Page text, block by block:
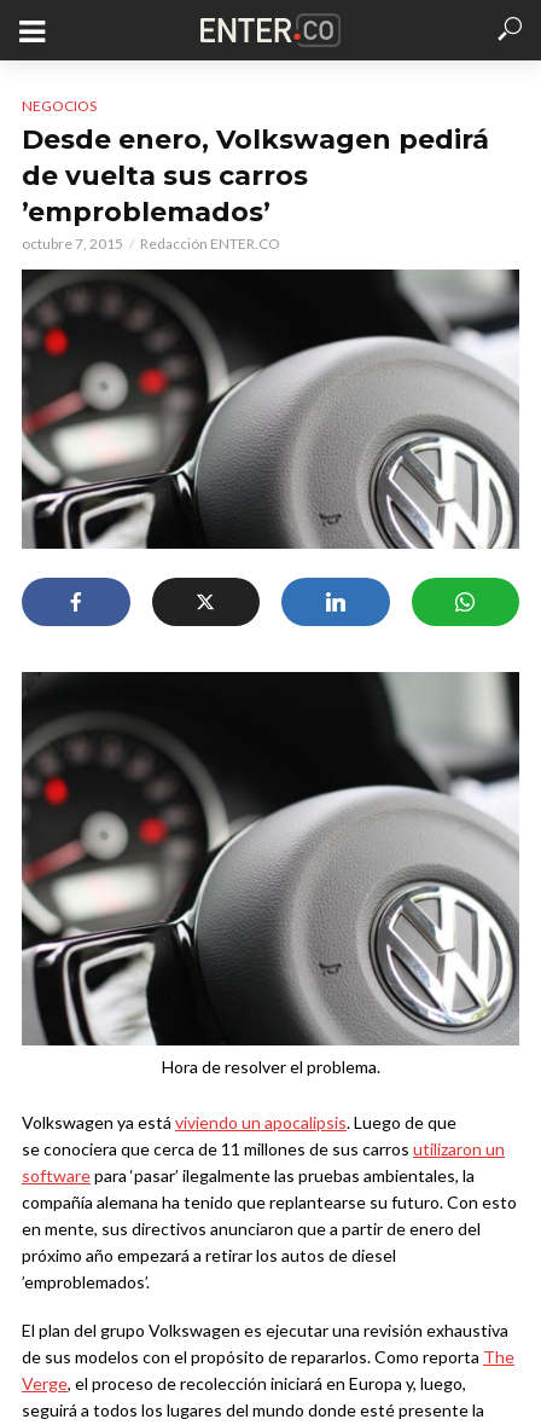
NEGOCIOS
Desde enero, Volkswagen pedirá
de vuelta sus carros
’emproblemados’
octubre 7, 2015 Redacción ENTER.CO
Hora de resolver el problema.
Volkswagen ya está viviendo un apocalipsis. Luego de que
se conociera que cerca de 11 millones de sus carros utilizaron un
softwarepara ‘pasar’ ilegalmente las pruebas ambientales, la
compañía alemana ha tenido que replantearse su futuro. Con esto
en mente, sus directivos anunciaron que a partir de enero del
próximo año empezará a retirar los autos de diesel
’emproblemados’.
El plan del grupo Volkswagen es ejecutar una revisión exhaustiva
de sus modelos con el propósito de repararlos. Como reporta The
Verge, el proceso de recolección iniciará en Europa y, luego,
seguirá a todos los lugares del mundo donde esté presente la